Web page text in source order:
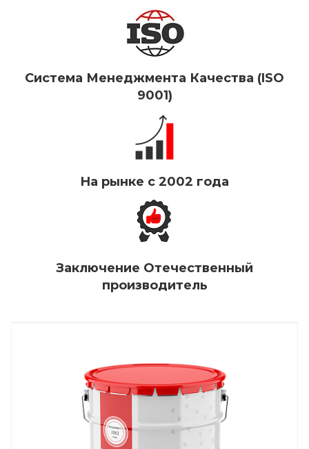
Система Менеджмента Качества (ISO
9001)
На рынке с 2002 года
Заключение Отечественный
производитель